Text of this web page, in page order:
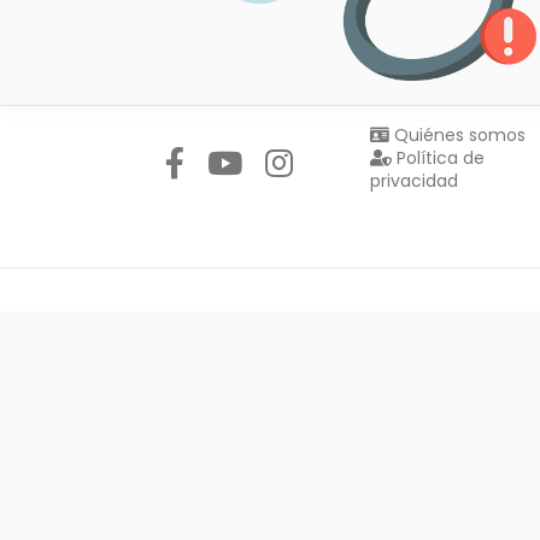
Quiénes somos
Política de
privacidad